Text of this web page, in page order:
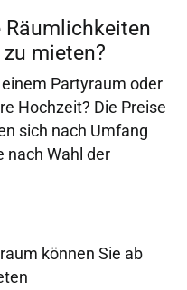
mieten?
Partyraum oder
Hochzeit? Die Preise
sich nach Umfang
nach Wahl der
können Sie ab